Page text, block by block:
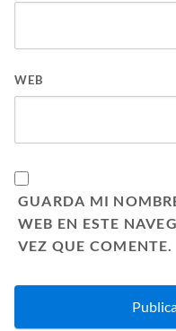
WEB
GUARDA MI
WEB EN ESTE
VEZ QUE COMENTE.